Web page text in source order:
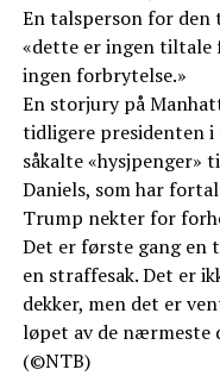
En talsperson for den
«dette er ingen tiltale
ingen forbrytelse.»
En storjury på
tidligere presidenten
såkalte «hysjpenger»
Daniels, som har
Trump nekter for
Det er første gang en
en straffesak. Det er
dekker, men det er
løpet av de nærmeste
(©NTB)